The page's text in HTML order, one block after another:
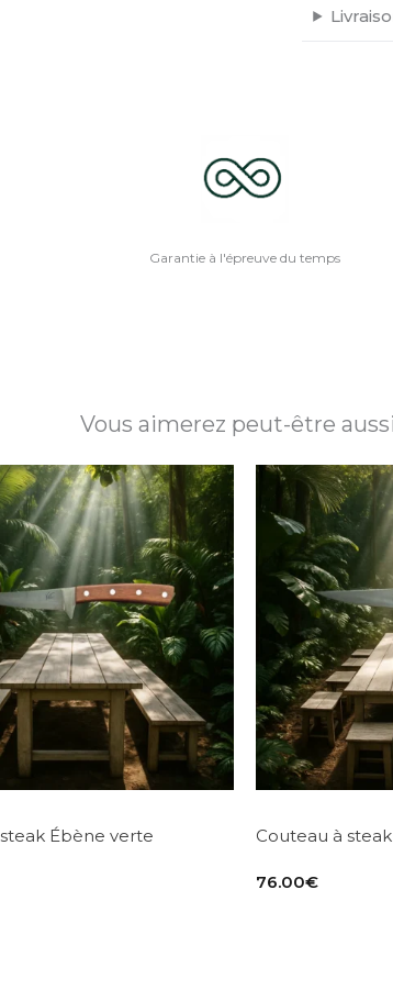
Garantie à l'épreuve du temps
Vous aimerez peut-être
Ébène verte Couteau à
76.00€